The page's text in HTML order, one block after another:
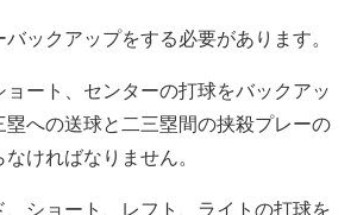
ックアップをする必要があります。
ョート、センターの打球をバックアッ
塁への送球と二三塁間の挟殺プレーの
ければなりません。
、ショート、レフト、ライトの打球を